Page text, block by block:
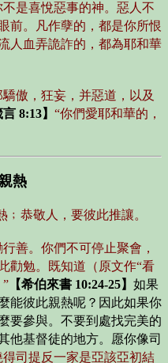
不是喜悅惡事的神。惡人不
前。凡作孽的，都是你所恨
人血弄詭詐的，都為耶和華
傲，狂妄，并惡道，以及
言 8:13】 “你們愛耶和華的，
熱
﹔恭敬人，要彼此推讓。
善。你們不可停止聚會，
勸勉。既知道（原文作“看
【希伯來書 10:24-25】 如果
能彼此親熱呢？因此如果你
要參與。不要到處找完美的
他基督徒的地方。愿你像司
司提反一家是亞該亞初結